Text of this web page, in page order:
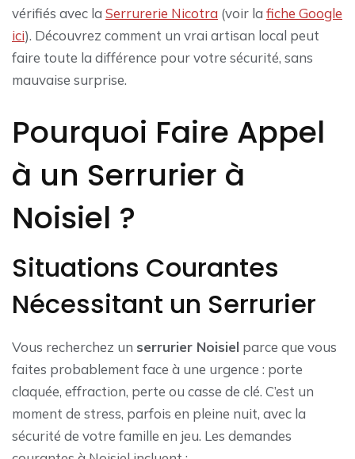
vérifiés avec laSerrurerie Nicotra (voir lafiche Google
ici). Découvrez comment un vrai artisan local peut
faire toute la différence pour votre sécurité, sans
mauvaise surprise.
Pourquoi Faire Appel
à un Serrurier à
Noisiel ?
Situations Courantes
Nécessitant un Serrurier
Vous recherchez un serrurier Noisiel parce que vous
faites probablement face à une urgence : porte
claquée, effraction, perte ou casse de clé. C’est un
moment de stress, parfois en pleine nuit, avec la
sécurité de votre famille en jeu. Les demandes